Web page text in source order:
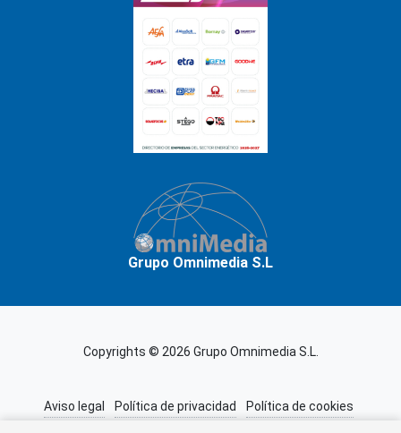
Grupo Omnimedia S.L
Copyrights © 2026 Grupo Omnimedia S.L.
Aviso legal Política de privacidad
Política de cookies